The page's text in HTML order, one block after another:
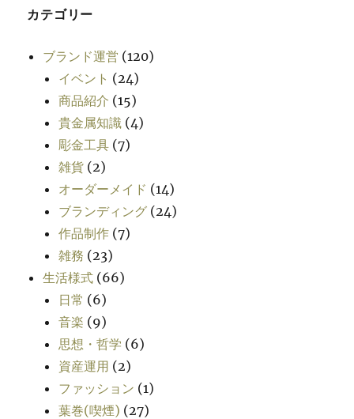
カテゴリー
ブランド運営 (120)
イベント (24)
商品紹介 (15)
貴金属知識 (4)
彫金工具 (7)
雑貨 (2)
オーダーメイド (14)
ブランディング (24)
作品制作 (7)
雑務 (23)
生活様式 (66)
日常 (6)
音楽 (9)
思想・哲学 (6)
資産運用 (2)
ファッション (1)
葉巻(喫煙) (27)